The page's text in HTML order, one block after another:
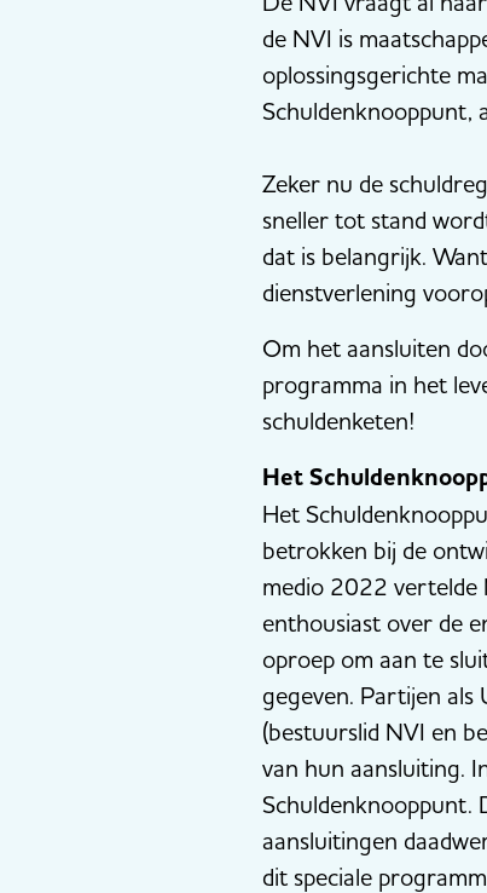
de NVI is
oplossingsgerichte
Schuldenknooppunt,
Zeker nu de
sneller tot stand
dat is belangrijk.
dienstverlening
Om het aansluiten
programma in het
schuldenketen!
Het
Het
betrokken bij de
medio 2022 vertelde
enthousiast over de
oproep om aan te
gegeven. Partijen
(bestuurslid NVI en
van hun aansluiting.
Schuldenknooppunt.
aansluitingen
dit speciale